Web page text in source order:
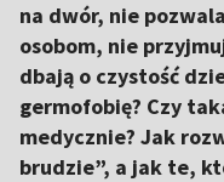
na dwór, nie
osobom, nie
dbają o czystość
germofobię? Czy
medycznie? Jak
brudzie”, a jak te,